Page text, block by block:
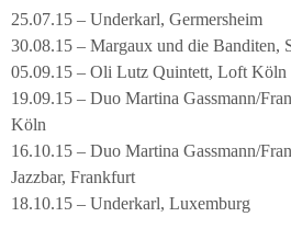
25.07.15 – Underkarl, Germersheim
30.08.15 – Margaux und die Banditen,
05.09.15 – Oli Lutz Quintett, Loft Köln
19.09.15 – Duo Martina Gassmann/
Köln
16.10.15 – Duo Martina Gassmann/
Jazzbar, Frankfurt
18.10.15 – Underkarl, Luxemburg